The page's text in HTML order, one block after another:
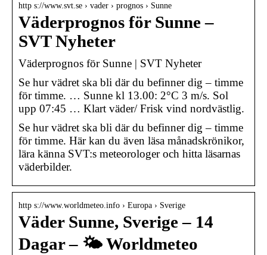
http s://www.svt.se › vader › prognos › Sunne
Väderprognos för Sunne –
SVT Nyheter
Väderprognos för Sunne | SVT Nyheter
Se hur vädret ska bli där du befinner dig – timme
för timme. … Sunne kl 13.00: 2°C 3 m/s. Sol
upp 07:45 … Klart väder/ Frisk vind nordvästlig.
Se hur vädret ska bli där du befinner dig – timme
för timme. Här kan du även läsa månadskrönikor,
lära känna SVT:s meteorologer och hitta läsarnas
väderbilder.
http s://www.worldmeteo.info › Europa › Sverige
Väder Sunne, Sverige – 14
Dagar – 🌤️ Worldmeteo